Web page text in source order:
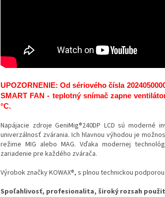
UPOZORNENIE: Od sériového čísla
SMART FAN - teplotný snímač zapne
°C.
Napájacie zdroje GeniMig®240DP LCD sú
univerzálnosť zvárania. Ich hlavnou výhodou je
režime MIG alebo MAG. Vďaka modernej
zariadenie pre každého zvárača.
Výrobok značky KOWAX®, s plnou technickou
Spoľahlivosť, profesionalita, široký rozsah